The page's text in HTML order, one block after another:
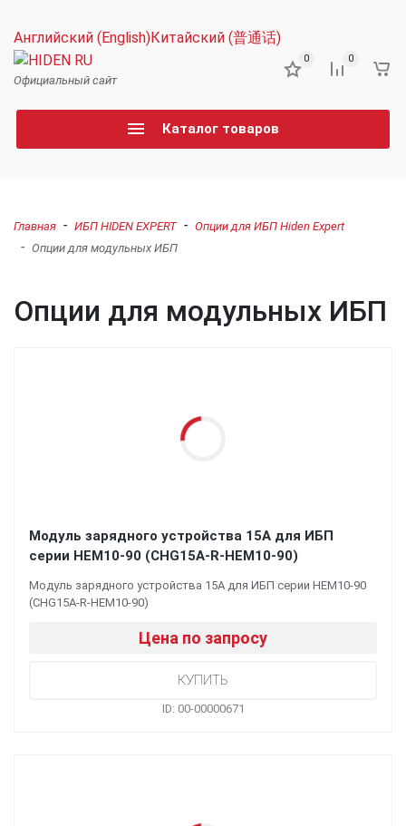
Английский (English)Китайский (普通话)
Официальный сайт
Каталог товаров
0 0
Главная - ИБП HIDEN EXPERT - Опции для ИБП Hiden Expert
- Опции для модульных ИБП
Опции для модульных ИБП
Модуль зарядного устройства 15А для ИБП
серии HEM10-90 (CHG15A-R-HEM10-90)
Модуль зарядного устройства 15А для ИБП серии HEM10-90
(CHG15A-R-HEM10-90)
Цена по запросу
ID: 00-00000671